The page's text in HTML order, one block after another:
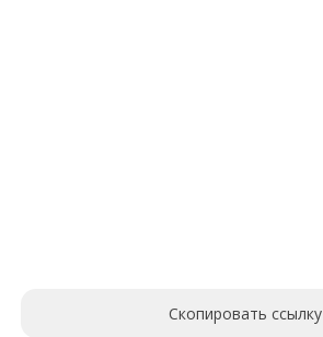
Скопировать ссылку